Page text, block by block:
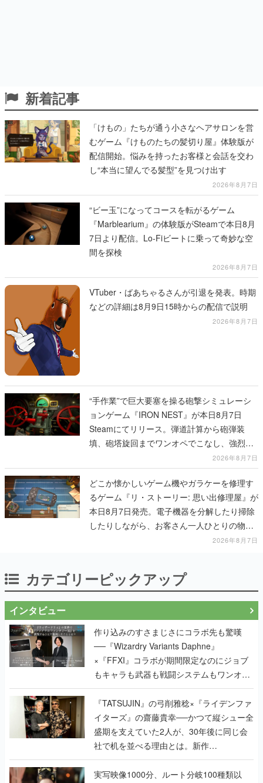
新着記事
「けもの」たちが通う小さなヘアサロンを営
むゲーム『けものたちの髪切り屋』体験版が
配信開始。悩みを持ったお客様と会話を交わ
し“本当に望んでる髪型”を見つけ出す
2026年8月7日
“ビー玉”になってコースを転がるゲーム
『Marblearium』の体験版がSteamで本日8月
7日より配信。Lo-Fiビートに乗って奇妙な空
間を探検
2026年8月7日
VTuber・ばあちゃるさんが引退を発表。時期
などの詳細は8月9日15時からの配信で説明
2026年8月7日
“手作業”で巨大要塞を操る砲撃シミュレーシ
ョンゲーム『IRON NEST』が本日8月7日
Steamにてリリース。弾道計算から砲弾装
填、砲塔旋回までワンオペでこなし、強烈な
一撃をブチかませるロマンある作品2026年8月7日
どこか懐かしいゲーム機やガラケーを修理す
るゲーム『リ・ストーリー: 思い出修理屋』が
本日8月7日発売。電子機器を分解したり掃除
したりしながら、お客さん一人ひとりの物語
2026年8月7日
カテゴリーピックアップ
インタビュー
作り込みのすさまじさにコラボ先も驚嘆
──『Wizardry Variants Daphne』
×『FFXI』コラボが期間限定なのにジョブ
もキャラも武器も戦闘システムもワンオフ
で作り込まれた理由を両ディレクターに聞
く
『TATSUJIN』の弓削雅稔×『ライデンファ
イターズ』の齋藤貴幸──かつて縦シュー全
盛期を支えていた2人が、30年後に同じ会
社で机を並べる理由とは。新作
『TATSUJIN EXTREME』で初タッグを組
んだレジェンド2人に訊く開発秘話
実写映像1000分、ルート分岐100種類以